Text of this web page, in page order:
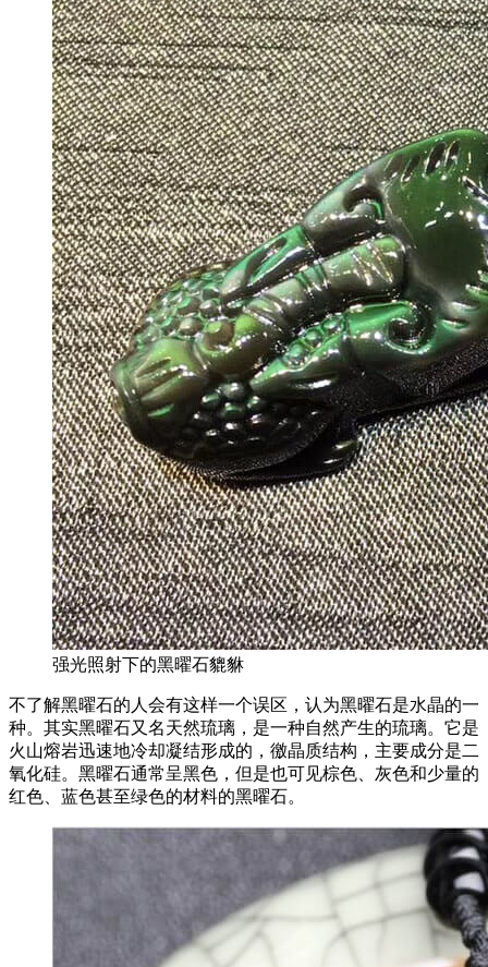
强光照射下的黑曜石貔貅
不了解黑曜石的人会有这样一个误区，认为黑曜石是水晶的一
种。其实黑曜石又名天然琉璃，是一种自然产生的琉璃。它是
火山熔岩迅速地冷却凝结形成的，徼晶质结构，主要成分是二
氧化硅。黑曜石通常呈黑色，但是也可见棕色、灰色和少量的
红色、蓝色甚至绿色的材料的黑曜石。